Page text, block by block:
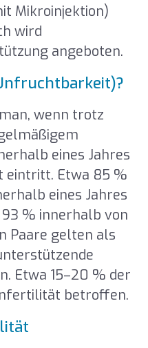
Mikroinjektion)
wird
angeboten.
wenn trotz
eines Jahres
eintritt. Etwa 85 %
eines Jahres
% innerhalb von
Paare gelten als
Etwa 15–20 % der
betroffen.